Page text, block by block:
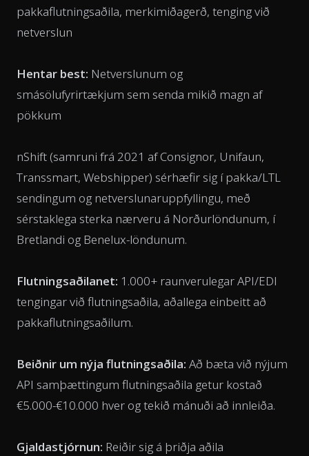
pakkaflutningsaðila, merkimiðagerð, tenging við
netverslun
Hentar best: Netverslunum og
smásölufyrirtækjum sem senda mikið magn af
pökkum
nShift (samruni frá 2021 af Consignor, Unifaun,
Transsmart, Webshipper) sérhæfir sig í pakka/LTL
sendingum og netverslunaruppfyllingu, með
sérstaklega sterka nærveru á Norðurlöndunum, í
Bretlandi og Benelux-löndunum.
Flutningsaðilanet: 1.000+ raunverulegar API/EDI
tengingar við flutningsaðila, aðallega einbeitt að
pakkaflutningsaðilum.
Beiðnir um nýja flutningsaðila: Að bæta við nýjum
API samþættingum flutningsaðila getur kostað
€5.000-€10.000 hver og tekið mánuði að innleiða.
Gjaldastjórnun: Reiðir sig á þriðja aðila